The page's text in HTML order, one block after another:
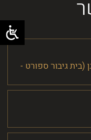
7, רמת גן (בית גיבור ספורט -